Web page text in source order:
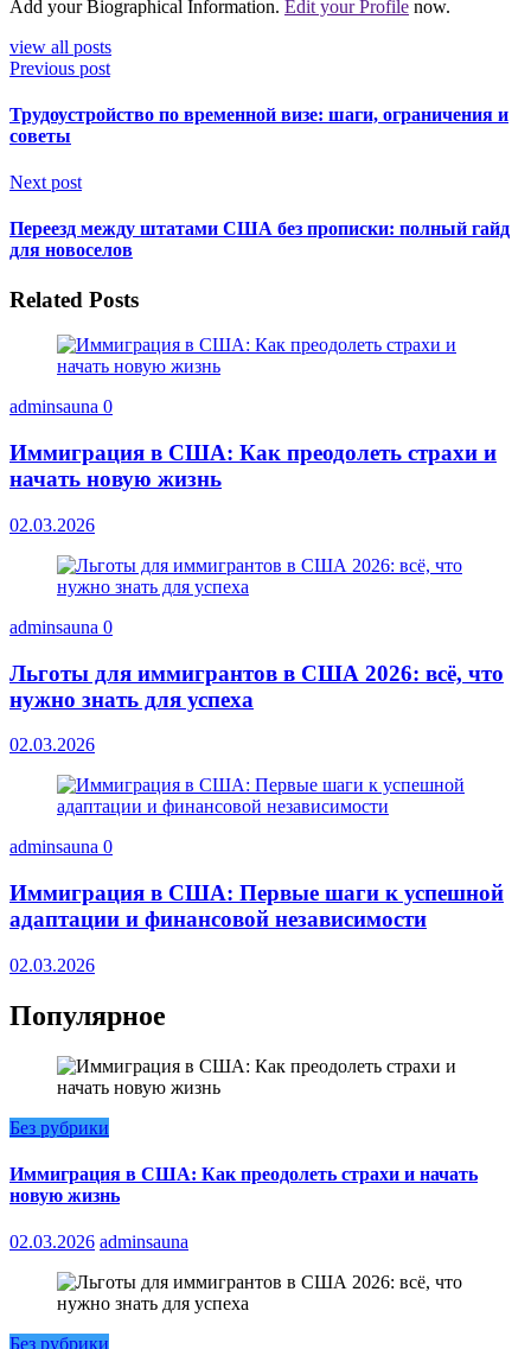
Add your Biographical Information. Edit your Profile now.
view all posts
Previous post
Трудоустройство по временной визе: шаги, ограничения и
советы
Next post
Переезд между штатами США без прописки: полный гайд
для новоселов
Related Posts
adminsauna 0
Иммиграция в США: Как преодолеть страхи и
начать новую жизнь
02.03.2026
adminsauna 0
Льготы для иммигрантов в США 2026: всё, что
нужно знать для успеха
02.03.2026
adminsauna 0
Иммиграция в США: Первые шаги к успешной
адаптации и финансовой независимости
02.03.2026
Популярное
Без рубрики
Иммиграция в США: Как преодолеть страхи и начать
новую жизнь
02.03.2026 adminsauna
Без рубрики